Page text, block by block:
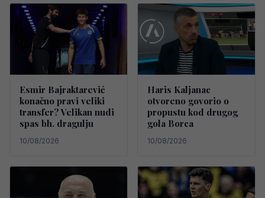
Esmir Bajraktarević
konačno pravi veliki
transfer? Velikan nudi
spas bh. dragulju
10/08/2026
Haris Kaljanac
otvoreno govorio o
propustu kod drugog
gola Borca
10/08/2026